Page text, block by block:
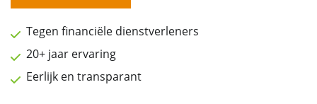
Tegen financiële dienstverleners
20+ jaar ervaring
Eerlijk en transparant